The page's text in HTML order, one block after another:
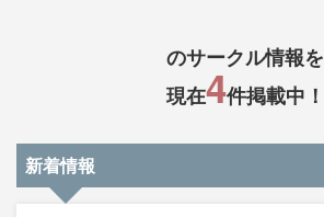
のサークル情報を
現在4件掲載中！
新着情報